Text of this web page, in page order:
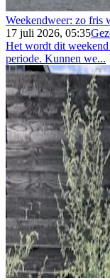
Weekendweer: zo fris
17 juli 2026, 05:35
Het wordt dit
periode. Kunnen we...